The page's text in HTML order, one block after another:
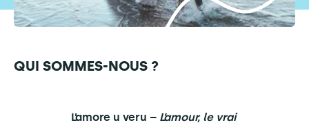
QUI SOMMES-NOUS ?
L’amore u veru – L’amour, le vrai